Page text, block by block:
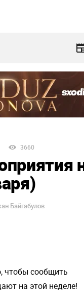
3660
Байгабулов
чтобы сообщить
на этой неделе!